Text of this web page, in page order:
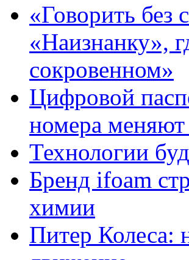
«Говорить без
«Наизнанку»,
сокровенном»
Цифровой
номера меняют
Технологии
Бренд ifoam
химии
Питер Колеса: